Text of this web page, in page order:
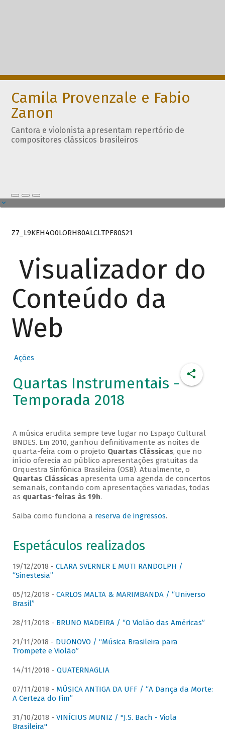
Camila Provenzale e Fabio
Zanon
Cantora e violonista apresentam repertório de
compositores clássicos brasileiros
Z7_L9KEH4O0LORH80ALCLTPF80S21
Visualizador do
Conteúdo da
Web
Ações
Quartas Instrumentais -
Temporada 2018
A música erudita sempre teve lugar no Espaço Cultural
BNDES. Em 2010, ganhou definitivamente as noites de
quarta-feira com o projeto Quartas Clássicas, que no
início oferecia ao público apresentações gratuitas da
Orquestra Sinfônica Brasileira (OSB). Atualmente, o
Quartas Clássicasapresenta uma agenda de concertos
semanais, contando com apresentações variadas, todas
as quartas-feiras às 19h.
Saiba como funciona a reserva de ingressos.
Espetáculos realizados
19/12/2018 - CLARA SVERNER E MUTI RANDOLPH /
“Sinestesia”
05/12/2018 - CARLOS MALTA & MARIMBANDA / “Universo
Brasil”
28/11/2018 - BRUNO MADEIRA / “O Violão das Américas”
21/11/2018 - DUONOVO / “Música Brasileira para
Trompete e Violão”
14/11/2018 - QUATERNAGLIA
07/11/2018 - MÚSICA ANTIGA DA UFF / “A Dança da Morte:
A Certeza do Fim”
31/10/2018 - VINÍCIUS MUNIZ / "J.S. Bach - Viola
Brasileira"